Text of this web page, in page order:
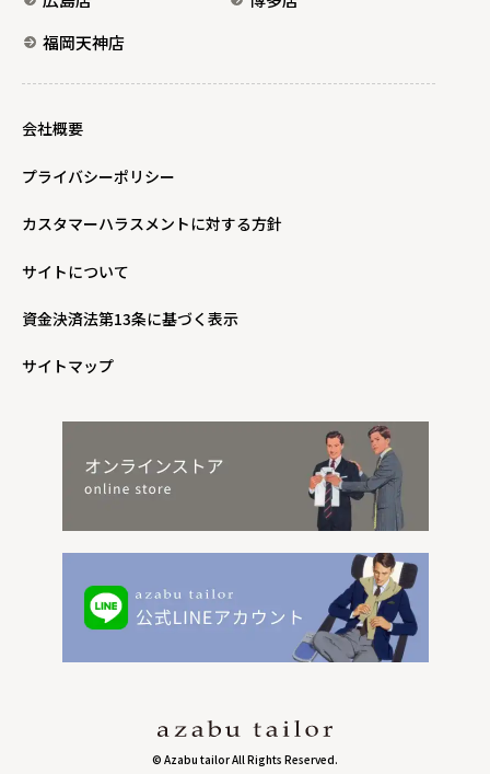
福岡天神店
会社概要
プライバシーポリシー
カスタマーハラスメントに対する方針
サイトについて
資金決済法第13条に基づく表示
サイトマップ
© Azabu tailor All Rights Reserved.